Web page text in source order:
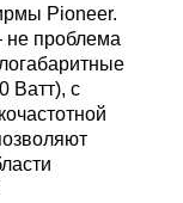
Pioneer.
не проблема
Ватт), с